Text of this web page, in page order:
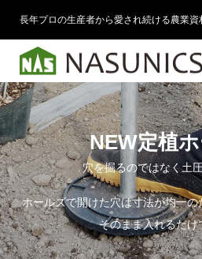
長年プロの生産者から愛され続ける農業資
NEW定植
穴を掘るのではなく土
ホールズで開けた穴は寸法が均一
そのまま入れるだけ